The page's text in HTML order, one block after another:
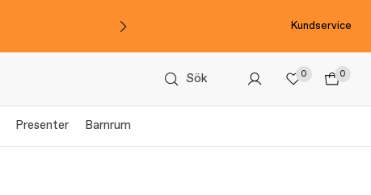
Kundservice
Sök 0 0
Presenter Barnrum